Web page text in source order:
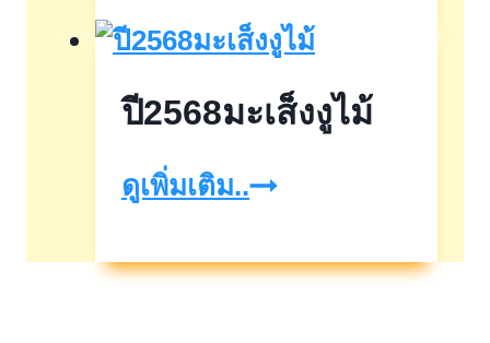
เดือน
ปี2569
ปี2568มะเส็งงูไม้
ดูเพิ่มเติม..ปี2568มะเส็ง
ไม้